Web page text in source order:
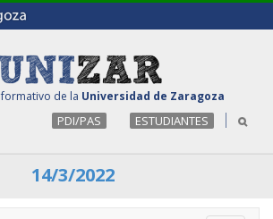
de la Universidad de Zaragoza
PDI/PAS ESTUDIANTES
14/3/2022